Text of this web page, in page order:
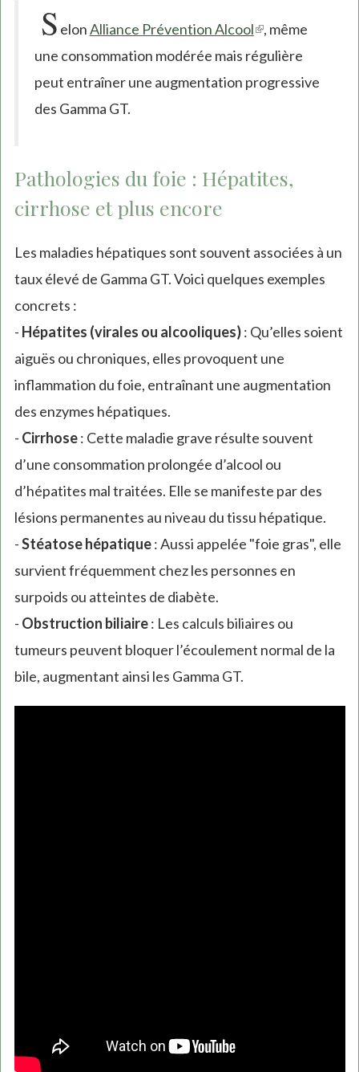
S elonAlliance Prévention Alcool(link
is
external)
, même
une consommation modérée mais régulière
peut entraîner une augmentation progressive
des Gamma GT.
Pathologies du foie : Hépatites,
cirrhose et plus encore
Les maladies hépatiques sont souvent associées à un
taux élevé de Gamma GT. Voici quelques exemples
concrets :
- Hépatites (virales ou alcooliques): Qu’elles soient
aiguës ou chroniques, elles provoquent une
inflammation du foie, entraînant une augmentation
des enzymes hépatiques.
- Cirrhose: Cette maladie grave résulte souvent
d’une consommation prolongée d’alcool ou
d’hépatites mal traitées. Elle se manifeste par des
lésions permanentes au niveau du tissu hépatique.
-Stéatose hépatique: Aussi appelée "foie gras", elle
survient fréquemment chez les personnes en
surpoids ou atteintes de diabète.
- Obstruction biliaire: Les calculs biliaires ou
tumeurs peuvent bloquer l’écoulement normal de la
bile, augmentant ainsi les Gamma GT.